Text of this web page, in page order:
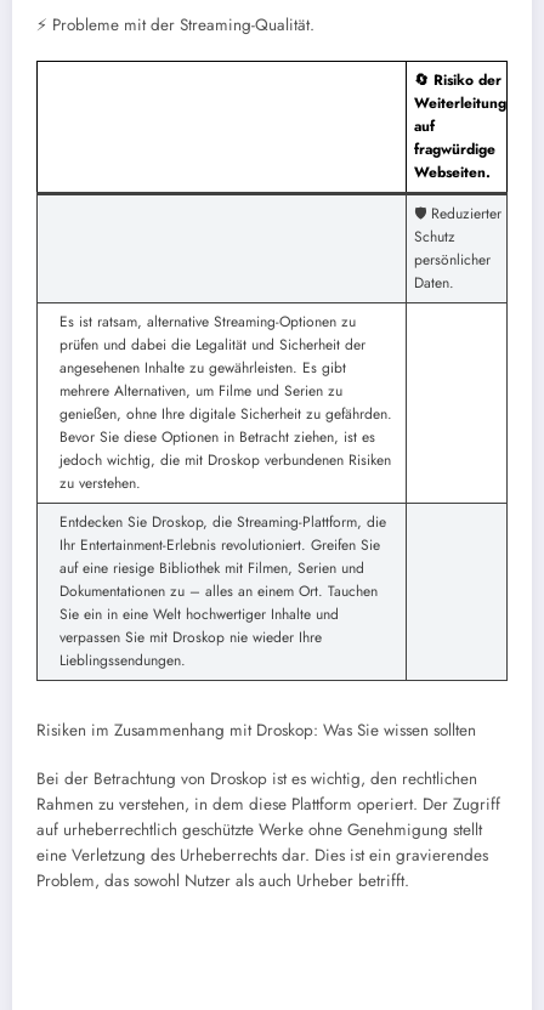
⚡ Probleme mit der Streaming-Qualität.
🔄 Risiko der
Weiterleitung
auf
fragwürdige
Webseiten.
🛡️ Reduzierter
Schutz
persönlicher
Daten.
Es ist ratsam, alternative Streaming-Optionen zu
prüfen und dabei die Legalität und Sicherheit der
angesehenen Inhalte zu gewährleisten. Es gibt
mehrere Alternativen, um Filme und Serien zu
genießen, ohne Ihre digitale Sicherheit zu gefährden.
Bevor Sie diese Optionen in Betracht ziehen, ist es
jedoch wichtig, die mit Droskop verbundenen Risiken
zu verstehen.
Entdecken Sie Droskop, die Streaming-Plattform, die
Ihr Entertainment-Erlebnis revolutioniert. Greifen Sie
auf eine riesige Bibliothek mit Filmen, Serien und
Dokumentationen zu – alles an einem Ort. Tauchen
Sie ein in eine Welt hochwertiger Inhalte und
verpassen Sie mit Droskop nie wieder Ihre
Lieblingssendungen.
Risiken im Zusammenhang mit Droskop: Was Sie wissen sollten
Bei der Betrachtung von Droskop ist es wichtig, den rechtlichen
Rahmen zu verstehen, in dem diese Plattform operiert. Der Zugriff
auf urheberrechtlich geschützte Werke ohne Genehmigung stellt
eine Verletzung des Urheberrechts dar. Dies ist ein gravierendes
Problem, das sowohl Nutzer als auch Urheber betrifft.